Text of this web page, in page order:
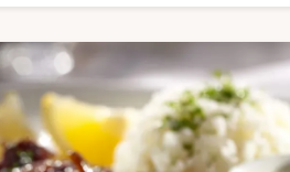
Dieses…